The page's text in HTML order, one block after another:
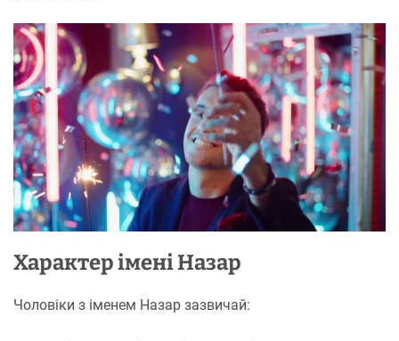
Характер імені Назар
Чоловіки з іменем Назар зазвичай: